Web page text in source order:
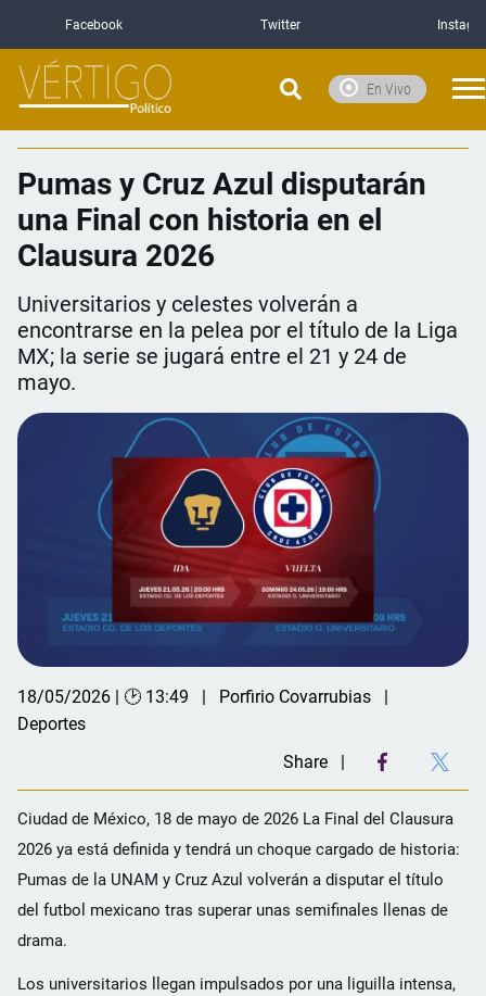
Facebook Twitter
En Vivo
Pumas y Cruz Azul disputarán
una Final con historia en el
Clausura 2026
Universitarios y celestes volverán a
encontrarse en la pelea por el título de la Liga
MX; la serie se jugará entre el 21 y 24 de
mayo.
18/05/2026 | 🕑 13:49
Porfirio Covarrubias
Deportes
Share
Ciudad de México, 18 de mayo de 2026 La Final del Clausura
2026 ya está definida y tendrá un choque cargado de historia:
Pumas de la UNAM y Cruz Azul volverán a disputar el título
del futbol mexicano tras superar unas semifinales llenas de
drama.
Los universitarios llegan impulsados por una liguilla intensa,